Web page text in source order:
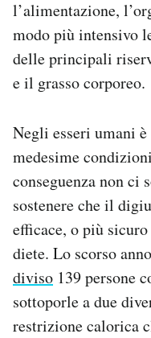
l’alimentazione,
modo più intensivo
delle principali
e il grasso corporeo.
Negli esseri umani
medesime
conseguenza non ci
sostenere che il
efficace, o più
diete. Lo scorso
diviso 139 persone
sottoporle a due
restrizione calorica